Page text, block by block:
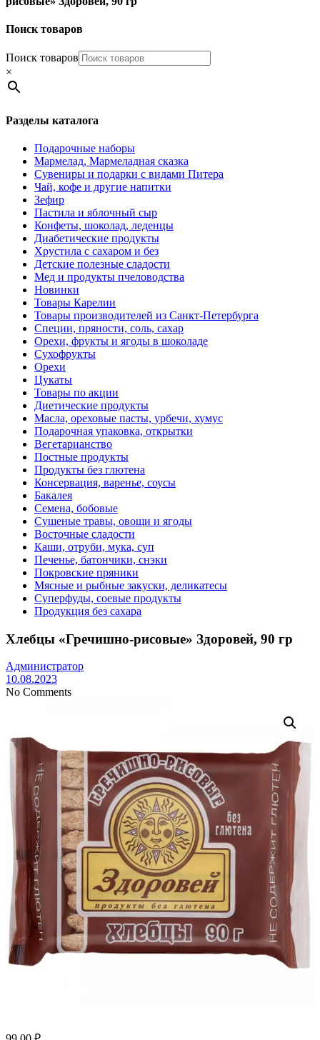
Поиск товаров
Поиск товаров
×
Разделы каталога
Подарочные наборы
Мармелад, Мармеладная сказка
Сувениры и подарки с видами Питера
Чай, кофе и другие напитки
Зефир
Пастила и яблочный сыр
Конфеты, шоколад, леденцы
Диабетические продукты
Хрустила с сахаром и без
Детские полезные сладости
Мед и продукты пчеловодства
Новинки
Товары Карелии
Товары производителей из Санкт-Петербурга
Специи, пряности, соль, сахар
Орехи, фрукты и ягоды в шоколаде
Сухофрукты
Орехи
Цукаты
Товары по акции
Диетические продукты
Масла, ореховые пасты, урбечи, хумус
Подарочная упаковка, открытки
Вегетарианство
Постные продукты
Продукты без глютена
Консервация, варенье, соусы
Бакалея
Семена, бобовые
Сушеные травы, овощи и ягоды
Восточные сладости
Каши, отруби, мука, суп
Печенье, батончики, снэки
Покровские пряники
Мясные и рыбные закуски, деликатесы
Суперфуды, соевые продукты
Продукция без сахара
Хлебцы «Гречишно-рисовые» Здоровей, 90 гр
Администратор
10.08.2023
No Comments